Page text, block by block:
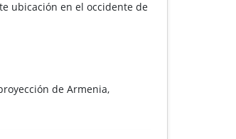
ubicación en el occidente de
de Armenia,